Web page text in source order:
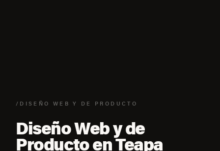
/DISEÑO WEB Y DE PRODUCTO
Diseño Web y de
Producto en Teapa